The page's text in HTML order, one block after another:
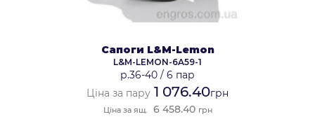
Сапоги L&M-Lemon
L&M-LEMON-6A59-1
р.36-40 / 6 пар
Ціна за пару 1 076.40грн
Ціна за ящ. 6 458.40 грн